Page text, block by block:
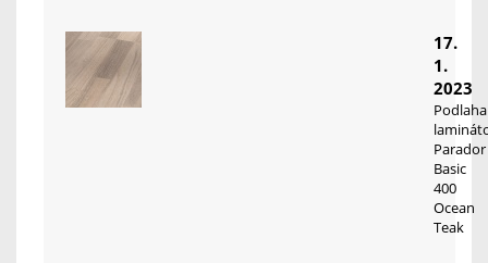
17.
1.
2023
Podlaha
Parador
Basic
400
Ocean
Teak